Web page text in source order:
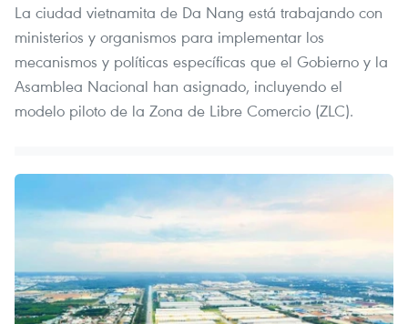
La ciudad vietnamita de Da Nang está trabajando con
ministerios y organismos para implementar los
mecanismos y políticas específicas que el Gobierno y la
Asamblea Nacional han asignado, incluyendo el
modelo piloto de la Zona de Libre Comercio (ZLC).